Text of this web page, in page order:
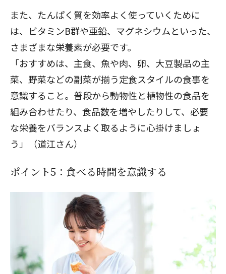
また、たんぱく質を効率よく使っていくために
は、ビタミンB群や亜鉛、マグネシウムといった、
さまざまな栄養素が必要です。
「おすすめは、主食、魚や肉、卵、大豆製品の主
菜、野菜などの副菜が揃う定食スタイルの食事を
意識すること。普段から動物性と植物性の食品を
組み合わせたり、食品数を増やしたりして、必要
な栄養をバランスよく取るように心掛けましょ
う」（道江さん）
ポイント5：食べる時間を意識する